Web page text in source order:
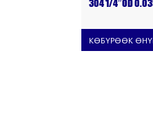
304 1/4″OD
КӨБҮРӨӨК